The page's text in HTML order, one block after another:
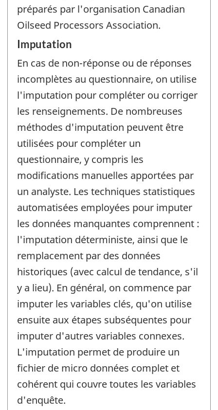
préparés par l'organisation Canadian
Oilseed Processors Association.
Imputation
En cas de non-réponse ou de réponses
incomplètes au questionnaire, on utilise
l'imputation pour compléter ou corriger
les renseignements. De nombreuses
méthodes d'imputation peuvent être
utilisées pour compléter un
questionnaire, y compris les
modifications manuelles apportées par
un analyste. Les techniques statistiques
automatisées employées pour imputer
les données manquantes comprennent :
l'imputation déterministe, ainsi que le
remplacement par des données
historiques (avec calcul de tendance, s'il
y a lieu). En général, on commence par
imputer les variables clés, qu'on utilise
ensuite aux étapes subséquentes pour
imputer d'autres variables connexes.
L'imputation permet de produire un
fichier de micro données complet et
cohérent qui couvre toutes les variables
d'enquête.